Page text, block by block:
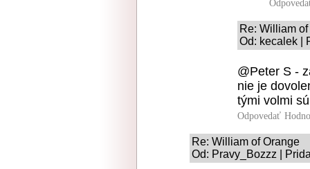
Re: William
Od: kecalek |
@Peter S -
nie je
tými volmi
Odpovedať
Re: William of Orange
Od: Pravy_Bozzz |